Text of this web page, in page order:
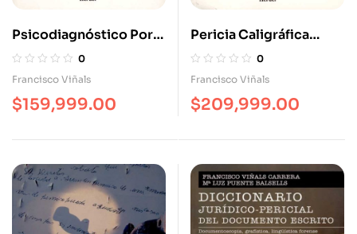
Psicodiagnóstico Por
La Escritura
0
Francisco Viñals
$159,999.00
Pericia Caligráfica
Judicial. Práctica,
Casos Y Modelos
0
Francisco Viñals
$209,999.00